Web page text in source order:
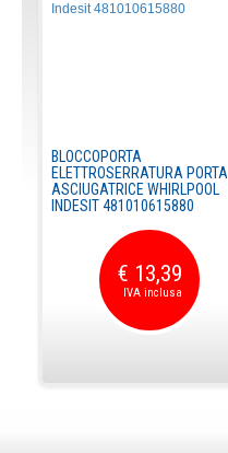
BLOCCOPORTA
ELETTROSERRATURA PORTA
ASCIUGATRICE WHIRLPOOL
INDESIT 481010615880
€ 13,39